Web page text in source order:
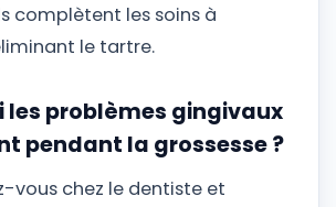
complètent les soins à
le tartre.
les problèmes gingivaux
pendant la grossesse ?
vous chez le dentiste et